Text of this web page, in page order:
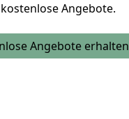
Angebote.
Angebote erhalten